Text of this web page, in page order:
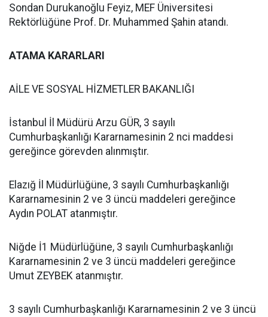
Sondan Durukanoğlu Feyiz, MEF Üniversitesi
Rektörlüğüne Prof. Dr. Muhammed Şahin atandı.
ATAMA KARARLARI
AİLE VE SOSYAL HİZMETLER BAKANLIĞI
İstanbul İl Müdürü Arzu GÜR, 3 sayılı
Cumhurbaşkanlığı Kararnamesinin 2 nci maddesi
gereğince görevden alınmıştır.
Elazığ İl Müdürlüğüne, 3 sayılı Cumhurbaşkanlığı
Kararnamesinin 2 ve 3 üncü maddeleri gereğince
Aydın POLAT atanmıştır.
Niğde İ1 Müdürlüğüne, 3 sayılı Cumhurbaşkanlığı
Kararnamesinin 2 ve 3 üncü maddeleri gereğince
Umut ZEYBEK atanmıştır.
3 sayılı Cumhurbaşkanlığı Kararnamesinin 2 ve 3 üncü